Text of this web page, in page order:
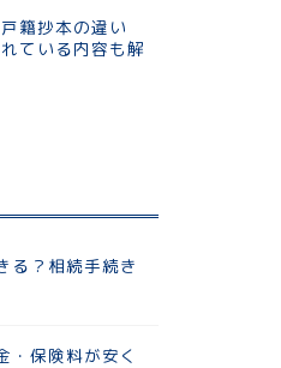
籍抄本の違い
ている内容も解
る？相続手続き
・保険料が安く